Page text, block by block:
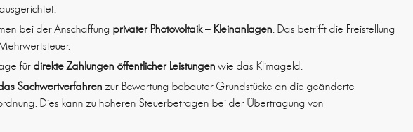
bei der Anschaffungprivater Photovoltaik – Kleinanlagen. Das betrifft die Freistellung
fürdirekte Zahlungen öffentlicher Leistungen wie das Klimageld.
Sachwertverfahren zur Bewertung bebauter Grundstücke an die geänderte
Dies kann zu höheren Steuerbeträgen bei der Übertragung von